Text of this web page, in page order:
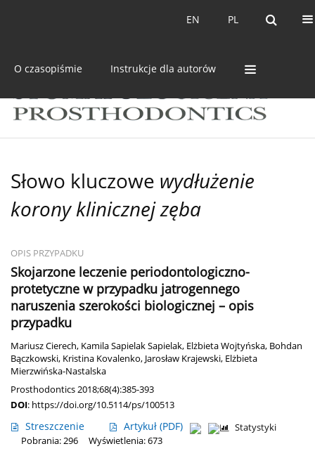
PL
EN PL
EN
O czasopiśmie Instrukcje dla autorów
Słowo kluczowe wydłużenie
korony klinicznej zęba
OPIS PRZYPADKU
Skojarzone leczenie periodontologiczno-
protetyczne w przypadku jatrogennego
naruszenia szerokości biologicznej – opis
przypadku
Mariusz Cierech, Kamila Sapielak Sapielak, Elżbieta Wojtyńska, Bohdan
Bączkowski, Kristina Kovalenko, Jarosław Krajewski, Elżbieta
Mierzwińska-Nastalska
Prosthodontics 2018;68(4):385-393
DOI: https://doi.org/10.5114/ps/100513
Streszczenie Artykuł (PDF)
Statystyki
Pobrania: 296
Wyświetlenia: 673